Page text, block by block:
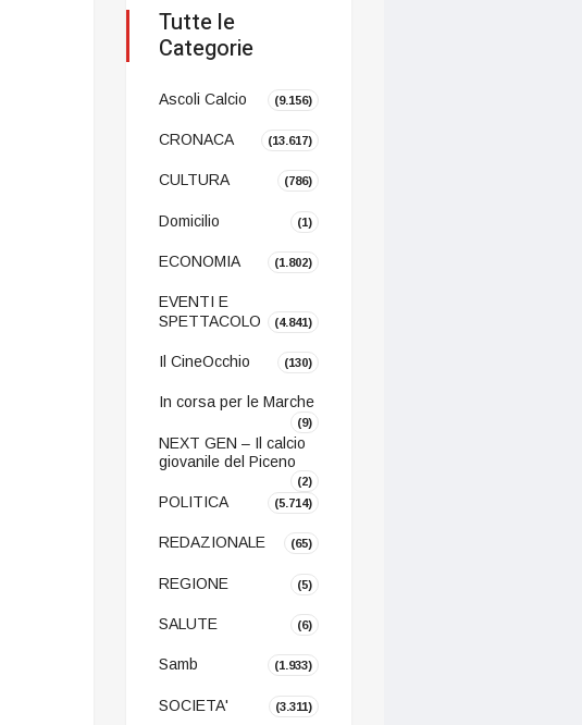
Tutte le
Categorie
Ascoli Calcio (9.156)
CRONACA (13.617)
CULTURA (786)
Domicilio (1)
ECONOMIA (1.802)
EVENTI E
SPETTACOLO
(4.841)
Il CineOcchio (130)
In corsa per le Marche
(9)
NEXT GEN – Il calcio
giovanile del Piceno
(2)
POLITICA (5.714)
REDAZIONALE (65)
REGIONE (5)
SALUTE (6)
Samb (1.933)
SOCIETA' (3.311)